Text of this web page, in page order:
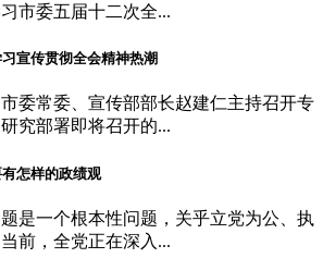
市委五届十二次全...
宣传贯彻全会精神热潮
委常委、宣传部部长赵建仁主持召开专
究部署即将召开的...
怎样的政绩观
是一个根本性问题，关乎立党为公、执
前，全党正在深入...